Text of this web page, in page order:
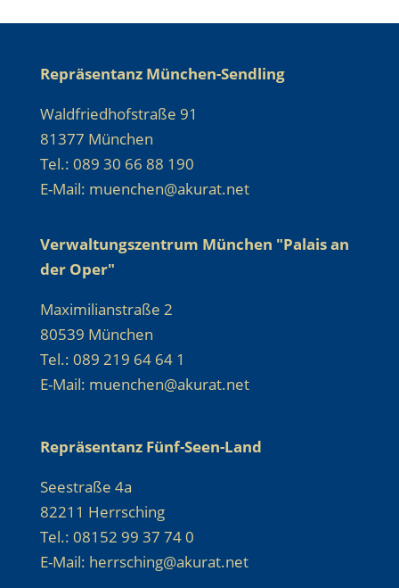
Repräsentanz München-Sendling
Waldfriedhofstraße 91
81377 München
Tel.: 089 30 66 88 190
E-Mail: muenchen@akurat.net
Verwaltungszentrum München "Palais an
der Oper"
Maximilianstraße 2
80539 München
Tel.: 089 219 64 64 1
E-Mail: muenchen@akurat.net
Repräsentanz Fünf-Seen-Land
Seestraße 4a
82211 Herrsching
Tel.: 08152 99 37 74 0
E-Mail: herrsching@akurat.net